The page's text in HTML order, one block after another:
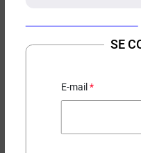
SE
E-mail